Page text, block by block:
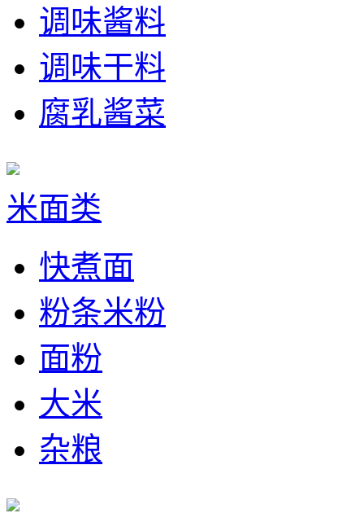
调味酱料
调味干料
腐乳酱菜
米面类
快煮面
粉条米粉
面粉
大米
杂粮